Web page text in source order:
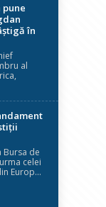
în
al
Bursa de
celei
Europ...